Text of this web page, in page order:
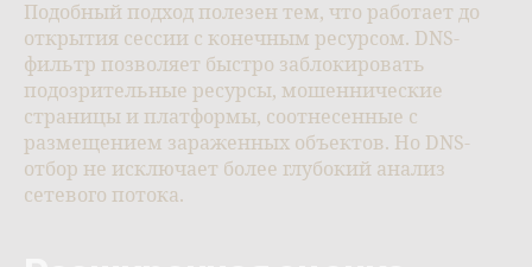
Подобный подход полезен тем, что работает до
открытия сессии с конечным ресурсом. DNS-
фильтр позволяет быстро заблокировать
подозрительные ресурсы, мошеннические
страницы и платформы, соотнесенные с
размещением зараженных объектов. Но DNS-
отбор не исключает более глубокий анализ
сетевого потока.